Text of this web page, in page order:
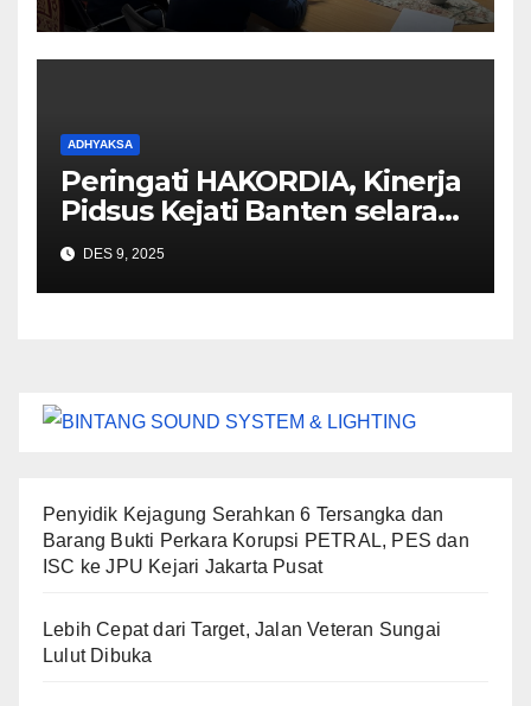
goreng curah 2025
ADHYAKSA
Peringati HAKORDIA, Kinerja
Pidsus Kejati Banten selaras
dengan amanat Jaksa Agung
DES 9, 2025
Penyidik Kejagung Serahkan 6 Tersangka dan
Barang Bukti Perkara Korupsi PETRAL, PES dan
ISC ke JPU Kejari Jakarta Pusat
Lebih Cepat dari Target, Jalan Veteran Sungai
Lulut Dibuka